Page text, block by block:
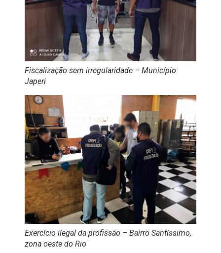
Fiscalização sem irregularidade – Município
Japeri
Exercício ilegal da profissão – Bairro Santíssimo,
zona oeste do Rio